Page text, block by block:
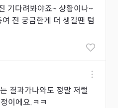
기다려봐야죠~ 상황이나~
전 궁금한게 더 생길땐 텀
결과가나와도 정말 저럴
이에요.ㅋㅋ